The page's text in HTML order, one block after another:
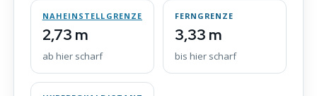
NAHEINSTELLGRENZE
2,73 m
ab hier scharf
FERNGRENZE
3,33 m
bis hier scharf